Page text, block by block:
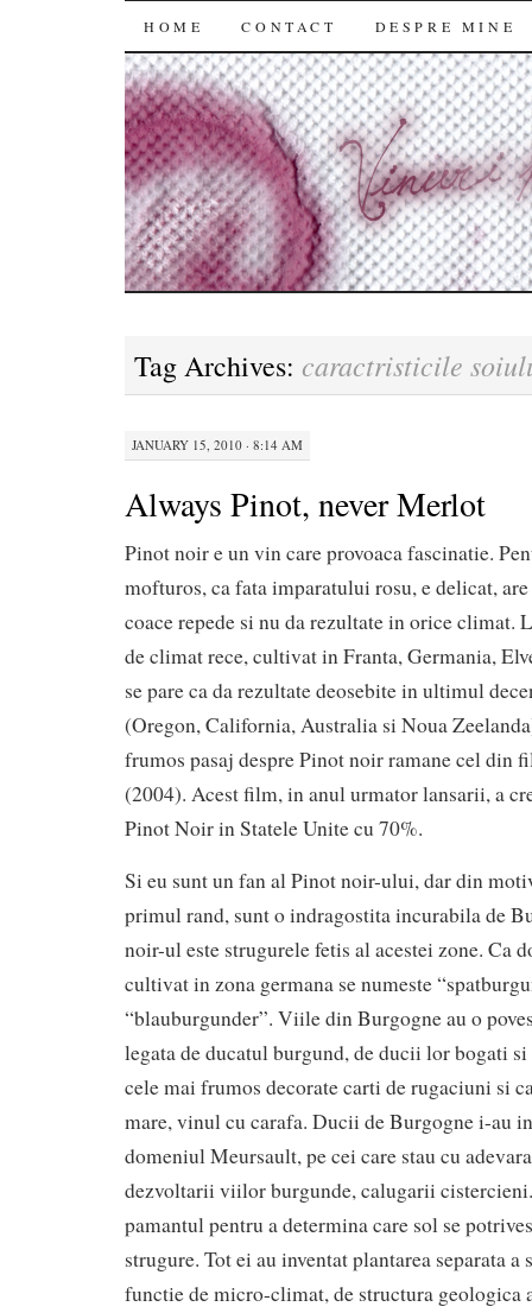
SKIP
TO
CONTENT
HOME CONTACT DESPRE MINE
Tag Archives: caractristicile
JANUARY 15, 2010 · 8:14 AM
Always Pinot, never Merlot
Pinot noir e un vin care provoaca fascinatie.
mofturos, ca fata imparatului rosu, e delicat,
coace repede si nu da rezultate in orice climat.
de climat rece, cultivat in Franta, Germania,
se pare ca da rezultate deosebite in ultimul
(Oregon, California, Australia si Noua
frumos pasaj despre Pinot noir ramane cel din
(2004). Acest film, in anul urmator lansarii, a
Pinot Noir in Statele Unite cu 70%.
Si eu sunt un fan al Pinot noir-ului, dar din
primul rand, sunt o indragostita incurabila de
noir-ul este strugurele fetis al acestei zone. Ca
cultivat in zona germana se numeste
“blauburgunder”. Viile din Burgogne au o
legata de ducatul burgund, de ducii lor bogati si
cele mai frumos decorate carti de rugaciuni si
mare, vinul cu carafa. Ducii de Burgogne i-au
domeniul Meursault, pe cei care stau cu
dezvoltarii viilor burgunde, calugarii cistercieni.
pamantul pentru a determina care sol se
strugure. Tot ei au inventat plantarea separata
functie de micro-climat, de structura geologica